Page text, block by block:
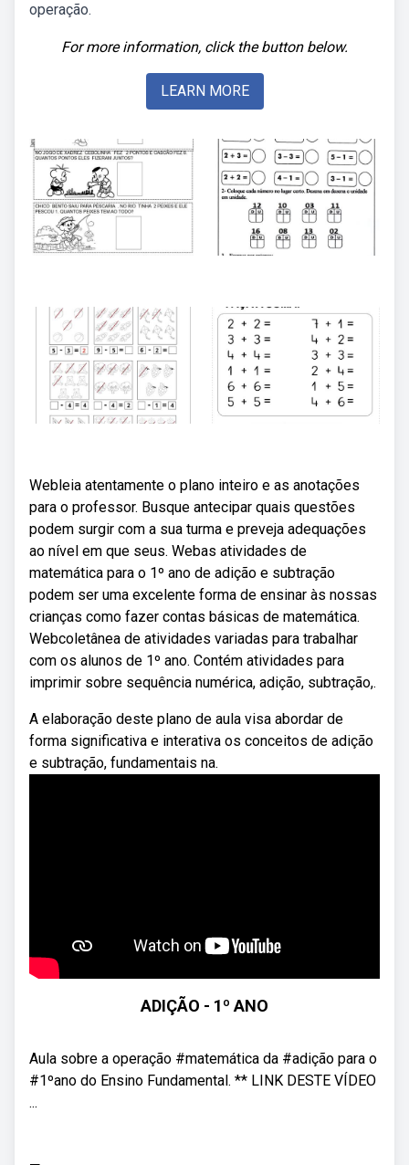
operação.
For more information, click the button below.
LEARN MORE
Webleia atentamente o plano inteiro e as anotações
para o professor. Busque antecipar quais questões
podem surgir com a sua turma e preveja adequações
ao nível em que seus. Webas atividades de
matemática para o 1º ano de adição e subtração
podem ser uma excelente forma de ensinar às nossas
crianças como fazer contas básicas de matemática.
Webcoletânea de atividades variadas para trabalhar
com os alunos de 1º ano. Contém atividades para
imprimir sobre sequência numérica, adição, subtração,.
A elaboração deste plano de aula visa abordar de
forma significativa e interativa os conceitos de adição
e subtração, fundamentais na.
ADIÇÃO - 1º ANO
Aula sobre a operação #matemática da #adição para o
#1ºano do Ensino Fundamental. ** LINK DESTE VÍDEO
...